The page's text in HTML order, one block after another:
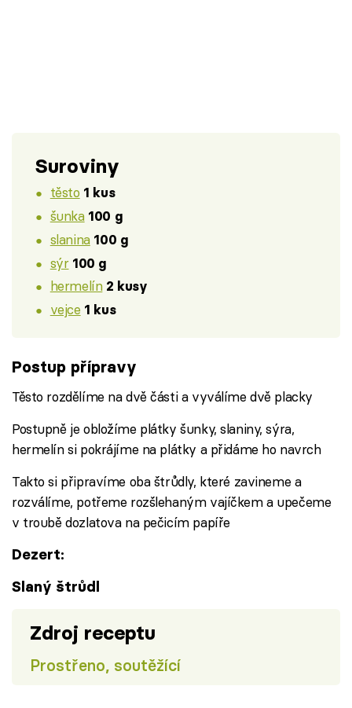
Suroviny
těsto 1 kus
šunka 100 g
slanina 100 g
sýr 100 g
hermelín 2 kusy
vejce 1 kus
Postup přípravy
Těsto rozdělíme na dvě části a vyválíme dvě placky
Postupně je obložíme plátky šunky, slaniny, sýra,
hermelín si pokrájíme na plátky a přidáme ho navrch
Takto si připravíme oba štrůdly, které zavineme a
rozválíme, potřeme rozšlehaným vajíčkem a upečeme
v troubě dozlatova na pečicím papíře
Dezert:
Slaný štrůdl
Zdroj receptu
Prostřeno, soutěžící